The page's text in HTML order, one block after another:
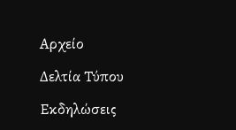
Αρχείο
Δελτία Τύπου
Εκδηλώσεις